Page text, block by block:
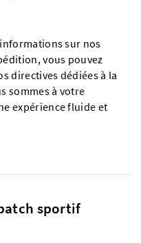
sur nos
vous pouvez
directives dédiées à la
sommes à votre
expérience fluide et
sportif